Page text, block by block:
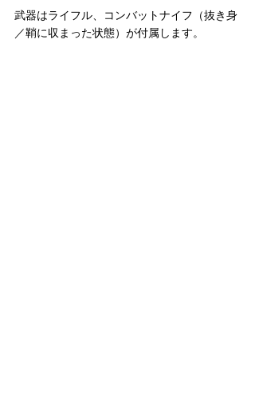
武器はライフル、コンバットナイフ（抜き身
／鞘に収まった状態）が付属します。